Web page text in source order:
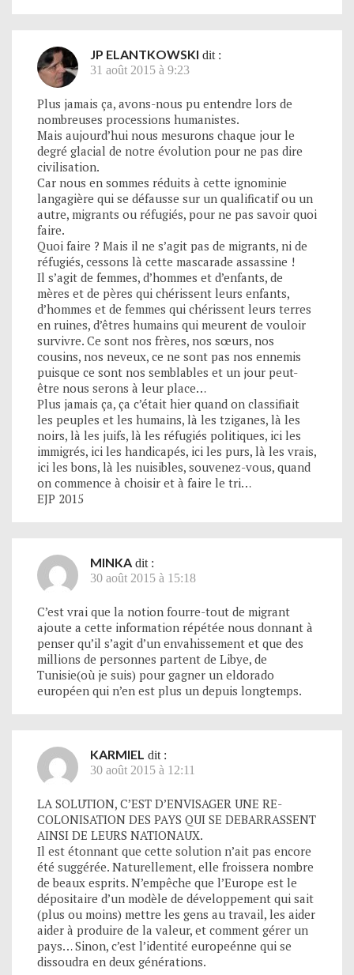
JP ELANTKOWSKI dit :
31 août 2015 à 9:23
Plus jamais ça, avons-nous pu entendre lors de
nombreuses processions humanistes.
Mais aujourd’hui nous mesurons chaque jour le
degré glacial de notre évolution pour ne pas dire
civilisation.
Car nous en sommes réduits à cette ignominie
langagière qui se défausse sur un qualificatif ou un
autre, migrants ou réfugiés, pour ne pas savoir quoi
faire.
Quoi faire ? Mais il ne s’agit pas de migrants, ni de
réfugiés, cessons là cette mascarade assassine !
Il s’agit de femmes, d’hommes et d’enfants, de
mères et de pères qui chérissent leurs enfants,
d’hommes et de femmes qui chérissent leurs terres
en ruines, d’êtres humains qui meurent de vouloir
survivre. Ce sont nos frères, nos sœurs, nos
cousins, nos neveux, ce ne sont pas nos ennemis
puisque ce sont nos semblables et un jour peut-
être nous serons à leur place…
Plus jamais ça, ça c’était hier quand on classifiait
les peuples et les humains, là les tziganes, là les
noirs, là les juifs, là les réfugiés politiques, ici les
immigrés, ici les handicapés, ici les purs, là les vrais,
ici les bons, là les nuisibles, souvenez-vous, quand
on commence à choisir et à faire le tri…
EJP 2015
MINKA dit :
30 août 2015 à 15:18
C’est vrai que la notion fourre-tout de migrant
ajoute a cette information répétée nous donnant à
penser qu’il s’agit d’un envahissement et que des
millions de personnes partent de Libye, de
Tunisie(où je suis) pour gagner un eldorado
européen qui n’en est plus un depuis longtemps.
KARMIEL dit :
30 août 2015 à 12:11
LA SOLUTION, C’EST D’ENVISAGER UNE RE-
COLONISATION DES PAYS QUI SE DEBARRASSENT
AINSI DE LEURS NATIONAUX.
Il est étonnant que cette solution n’ait pas encore
été suggérée. Naturellement, elle froissera nombre
de beaux esprits. N’empêche que l’Europe est le
dépositaire d’un modèle de développement qui sait
(plus ou moins) mettre les gens au travail, les aider
aider à produire de la valeur, et comment gérer un
pays… Sinon, c’est l’identité europeénne qui se
dissoudra en deux générations.